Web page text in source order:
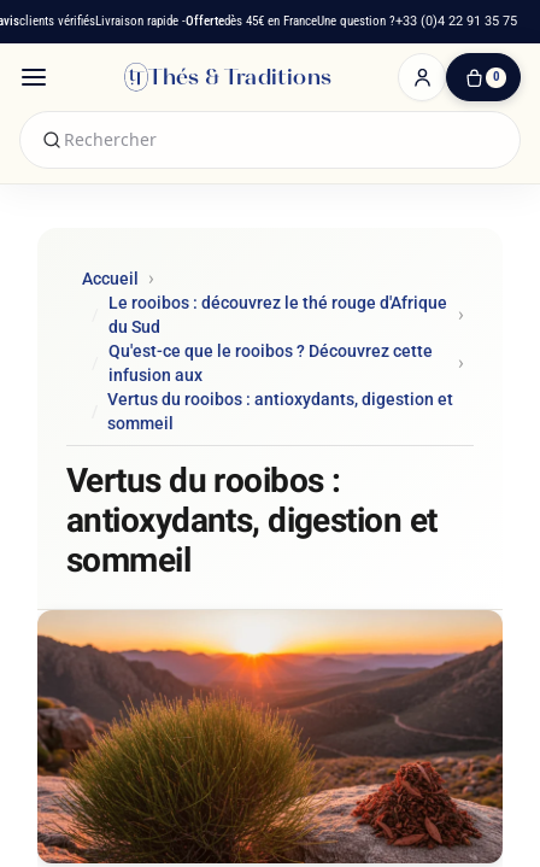
vérifiésLivraison rapide -Offertedès 45€ en FranceUne question ?+33 (0)4 22 91 35 75
Thés & Traditions 0
0
Accueil
Le rooibos : découvrez le thé rouge d'Afrique
du Sud
Qu'est-ce que le rooibos ? Découvrez cette
infusion aux
Vertus du rooibos : antioxydants, digestion et
sommeil
Vertus du rooibos :
antioxydants, digestion et
sommeil